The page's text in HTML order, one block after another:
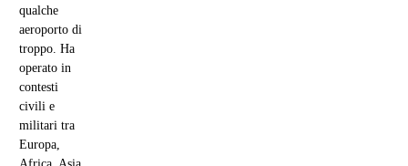
qualche
aeroporto di
troppo. Ha
operato in
contesti
civili e
militari tra
Europa,